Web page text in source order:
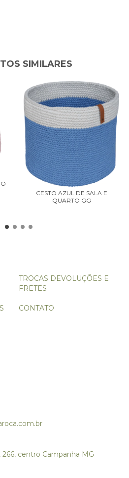
SIMILARES
CESTO AZUL DE SALA E
QUARTO GG
TROCAS DEVOLUÇÕES E
FRETES
CONTATO
centro Campanha MG